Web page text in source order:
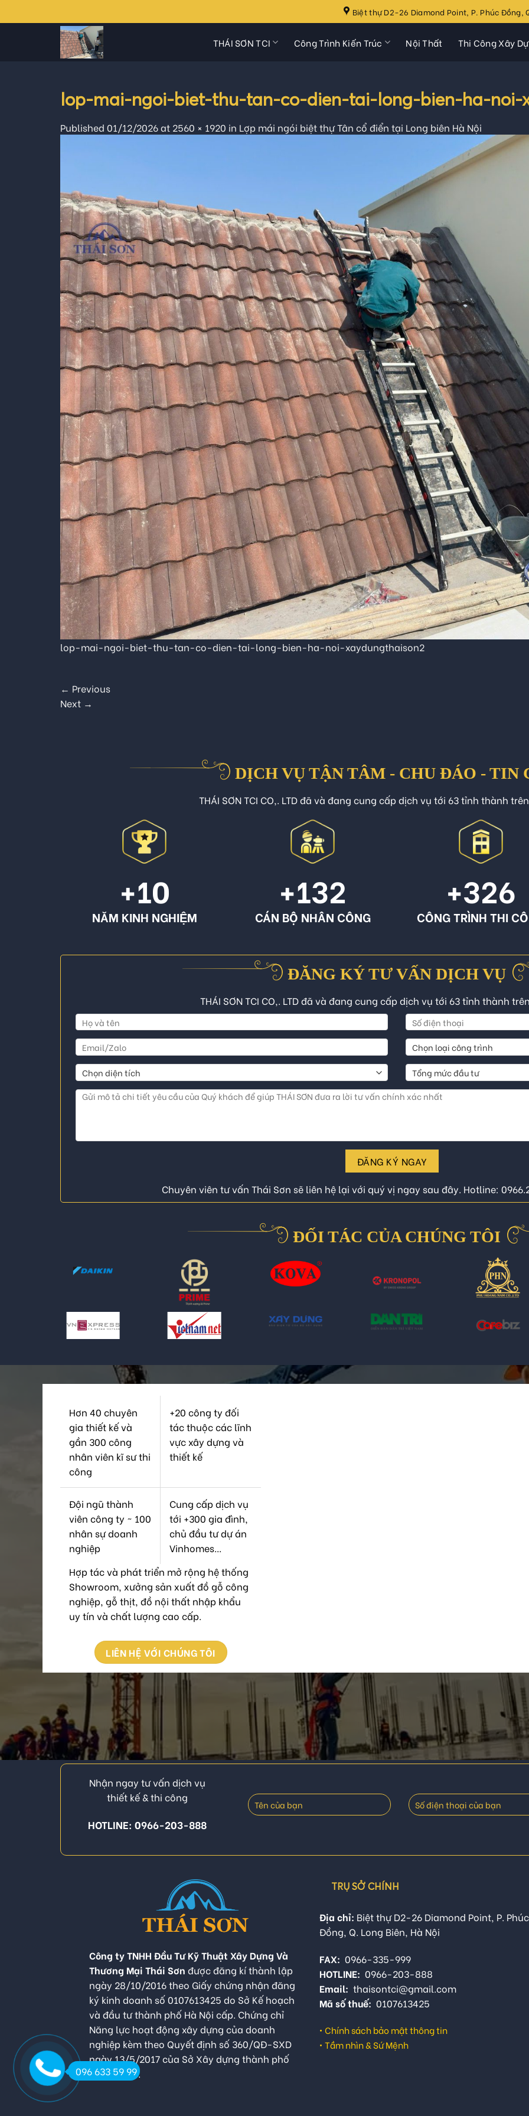
to
Biệt thự D2-26 Diamond Point, P. Phúc Đồng,
THÁI SƠN TCI Công Trình Kiến Trúc Nội Thất Thi Công Xây
lop-mai-ngoi-biet-thu-tan-co-dien-tai-long-bien-ha-noi-
Published 01/12/2026at 2560 × 1920 in Lợp mái ngói biệt thự Tân cổ điển tại Long biên Hà Nội
lop-mai-ngoi-biet-thu-tan-co-dien-tai-long-bien-ha-noi-xaydungthaison2
← Previous
Next →
DỊCH VỤ TẬN TÂM - CHU ĐÁO - TIN
THÁI SƠN TCI CO,. LTD đã và đang cung cấp dịch vụ tới 63 tỉnh thành
+10
NĂM KINH NGHIỆM
+132
CÁN BỘ NHÂN CÔNG
+326
CÔNG TRÌNH THI
ĐĂNG KÝ TƯ VẤN DỊCH VỤ
THÁI SƠN TCI CO,. LTD đã và đang cung cấp dịch vụ tới 63 tỉnh thành
ĐĂNG KÝ NGAY
Chuyên viên tư vấn Thái Sơn sẽ liên hệ lại với quý vị ngay sau đây. Hotline:
ĐỐI TÁC CỦA CHÚNG TÔI
Hơn 40 chuyên
gia thiết kế và
gần 300 công
nhân viên kĩ sư thi
công
+20 công ty đối
tác thuộc các lĩnh
vực xây dựng và
thiết kế
Đội ngũ thành
viên công ty ~ 100
nhân sự doanh
nghiệp
Cung cấp dịch vụ
tới +300 gia đình,
chủ đầu tư dự án
Vinhomes...
Hợp tác và phát triển mở rộng hệ thống
Showroom, xưởng sản xuất đồ gỗ công
nghiệp, gỗ thịt, đồ nội thất nhập khẩu
uy tín và chất lượng cao cấp.
LIÊN HỆ VỚI CHÚNG TÔI
Nhận ngay tư vấn dịch vụ
thiết kế & thi công
HOTLINE: 0966-203-888
Công ty TNHH Đầu Tư Kỹ Thuật Xây Dựng Và
Thương Mại Thái Sơn được đăng kí thành lập
ngày 28/10/2016 theo Giấy chứng nhận đăng
ký kinh doanh số 0107613425 do Sở Kế hoạch
và đầu tư thành phố Hà Nội cấp. Chứng chỉ
Năng lực hoạt động xây dựng của doanh
nghiệp kèm theo Quyết định số 360/QĐ-SXD
ngày 13/5/2017 của Sở Xây dựng thành phố
Hà Nội cấp.
TRỤ SỞ CHÍNH
Địa chỉ: Biệt thự D2-26 Diamond Point, P. Phúc
Đồng, Q. Long Biên, Hà Nội
FAX: 0966-335-999
HOTLINE: 0966-203-888
Email: thaisontci@gmail.com
Mã số thuế: 0107613425
• Chính sách bảo mật thông tin
• Tầm nhìn & Sứ Mệnh
096 633 59 99